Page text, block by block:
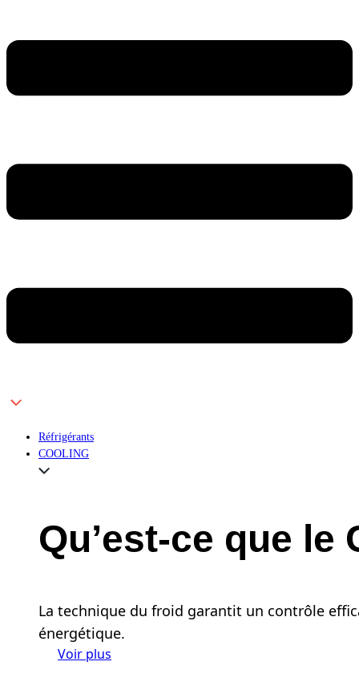
Réfrigérants
COOLING
Qu’est-ce que le
La technique du froid garantit un contrôle
énergétique.
Voir plus